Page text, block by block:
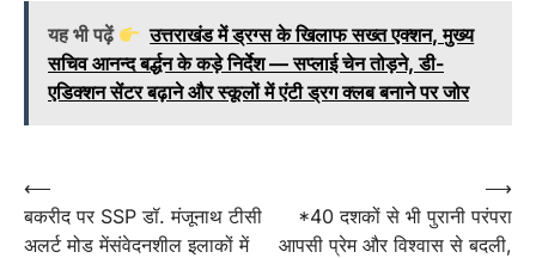
यह भी पढ़ें
उत्तराखंड में ड्रग्स के खिलाफ सख्त एक्शन, मुख्य
सचिव आनन्द बर्द्धन के कड़े निर्देश — सप्लाई चेन तोड़ने, डी-
एडिक्शन सेंटर बढ़ाने और स्कूलों में एंटी ड्रग क्लब बनाने पर जोर
Post
navigation
⟵
बकरीद पर SSP डॉ. मंजूनाथ टीसी
अलर्ट मोड मेंसंवेदनशील इलाकों में
*40 दशकों से भी पुरानी परंपरा
आपसी प्रेम और विश्वास से बदली,
⟶